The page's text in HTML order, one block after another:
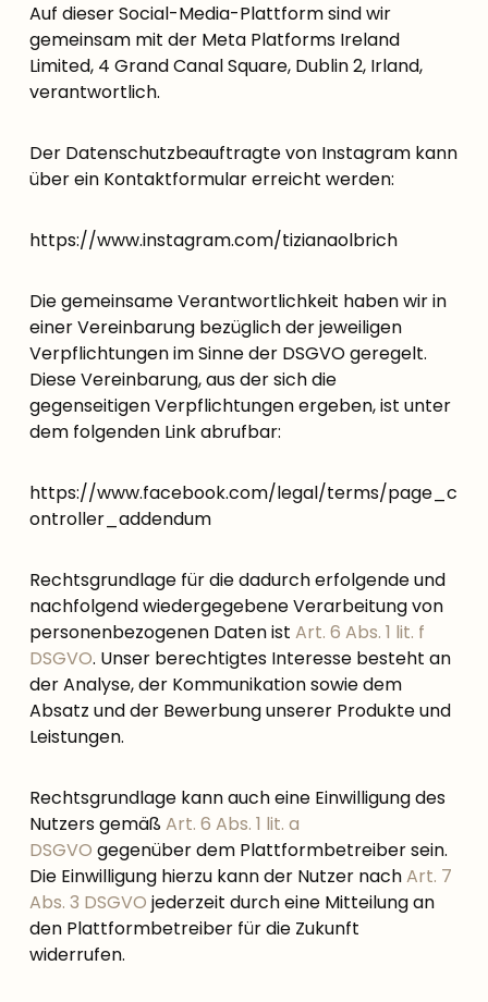
Auf dieser Social-Media-Plattform sind wir
gemeinsam mit der Meta Platforms Ireland
Limited, 4 Grand Canal Square, Dublin 2, Irland,
verantwortlich.
Der Datenschutzbeauftragte von Instagram kann
über ein Kontaktformular erreicht werden:
https://www.instagram.com/tizianaolbrich
Die gemeinsame Verantwortlichkeit haben wir in
einer Vereinbarung bezüglich der jeweiligen
Verpflichtungen im Sinne der DSGVO geregelt.
Diese Vereinbarung, aus der sich die
gegenseitigen Verpflichtungen ergeben, ist unter
dem folgenden Link abrufbar:
https://www.facebook.com/legal/terms/page_c
ontroller_addendum
Rechtsgrundlage für die dadurch erfolgende und
nachfolgend wiedergegebene Verarbeitung von
personenbezogenen Daten istArt. 6 Abs. 1 lit. f
DSGVO. Unser berechtigtes Interesse besteht an
der Analyse, der Kommunikation sowie dem
Absatz und der Bewerbung unserer Produkte und
Leistungen.
Rechtsgrundlage kann auch eine Einwilligung des
Nutzers gemäßArt. 6 Abs. 1 lit. a
DSGVO gegenüber dem Plattformbetreiber sein.
Die Einwilligung hierzu kann der Nutzer nachArt. 7
Abs. 3 DSGVO jederzeit durch eine Mitteilung an
den Plattformbetreiber für die Zukunft
widerrufen.